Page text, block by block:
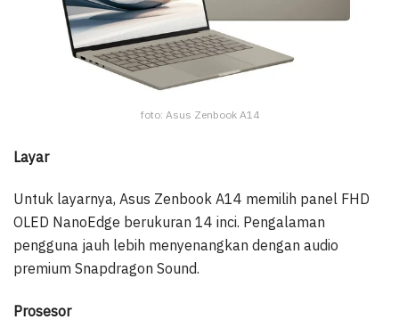
foto: Asus Zenbook A14
Layar
Untuk layarnya, Asus Zenbook A14 memilih panel FHD
OLED NanoEdge berukuran 14 inci. Pengalaman
pengguna jauh lebih menyenangkan dengan audio
premium Snapdragon Sound.
Prosesor